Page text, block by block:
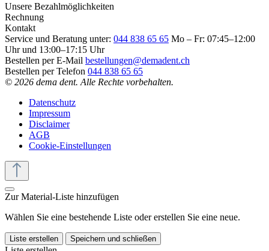
Unsere Bezahlmöglichkeiten
Rechnung
Kontakt
Service und Beratung unter: 044 838 65 65 Mo – Fr: 07:45–12:00
Uhr und 13:00–17:15 Uhr
Bestellen per E-Mail bestellungen@demadent.ch
Bestellen per Telefon 044 838 65 65
© 2026 dema dent. Alle Rechte vorbehalten.
Datenschutz
Impressum
Disclaimer
AGB
Cookie-Einstellungen
Zur Material-Liste hinzufügen
Wählen Sie eine bestehende Liste oder erstellen Sie eine neue.
Liste erstellen Speichern und schließen